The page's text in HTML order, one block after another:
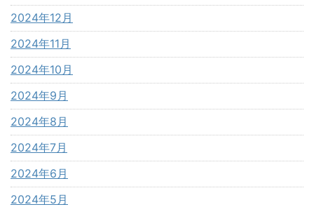
2024年12月
2024年11月
2024年10月
2024年9月
2024年8月
2024年7月
2024年6月
2024年5月